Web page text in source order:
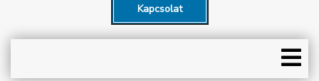
Kapcsolat